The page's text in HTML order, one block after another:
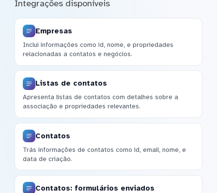
Integrações disponíveis
Empresas
Inclui informações como id, nome, e propriedades
relacionadas a contatos e negócios.
Listas de contatos
Apresenta listas de contatos com detalhes sobre a
associação e propriedades relevantes.
Contatos
Trás informações de contatos como id, email, nome, e
data de criação.
Contatos: formulários enviados